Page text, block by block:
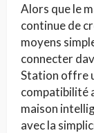
Alors que le
continue de
moyens
connecter
Station offre
compatibilité
maison
avec la